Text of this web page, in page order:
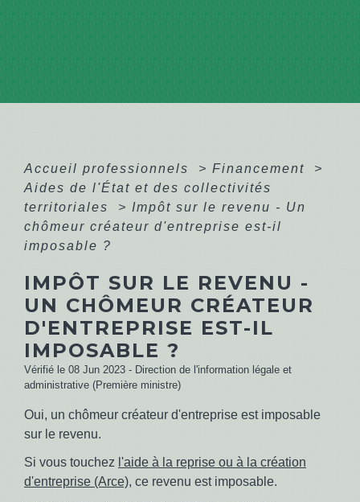
Accueil professionnels > Financement
>
Aides de l'État et des collectivités
territoriales
> Impôt sur le revenu - Un
chômeur créateur d'entreprise est-il
imposable ?
IMPÔT SUR LE REVENU -
UN CHÔMEUR CRÉATEUR
D'ENTREPRISE EST-IL
IMPOSABLE ?
Vérifié le 08 Jun 2023 - Direction de l'information légale et
administrative (Première ministre)
Oui, un chômeur créateur d'entreprise est imposable
sur le revenu.
Si vous touchez l'aide à la reprise ou à la création
d'entreprise (Arce), ce revenu est imposable.